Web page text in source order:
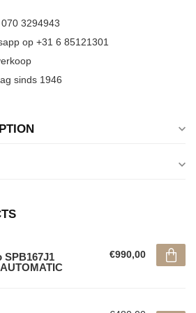
3294943
op +31 6 85121301
sinds 1946
SPB167J1
€990,00